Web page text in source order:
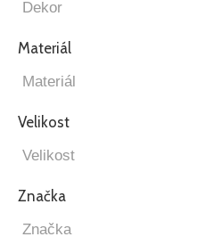
Materiál
Velikost
Značka